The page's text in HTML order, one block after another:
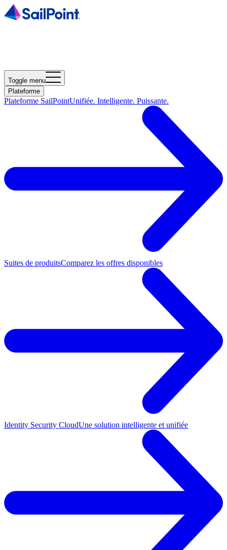
Toggle menu
Plateforme
Plateforme SailPointUnifiée. Intelligente. Puissante.
Suites de produitsComparez les offres disponibles
Identity Security CloudUne solution intelligente et unifiée